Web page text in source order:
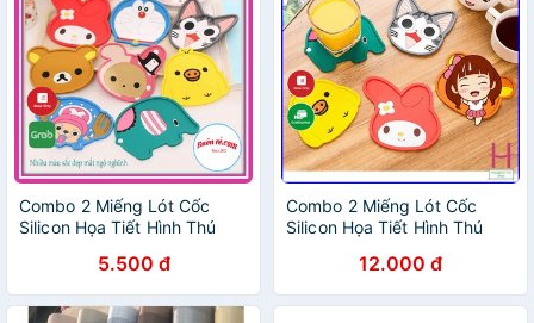
Combo 2 Miếng Lót Cốc
Silicon Họa Tiết Hình Thú
5.500 đ
Combo 2 Miếng Lót Cốc
Silicon Họa Tiết Hình Thú
12.000 đ